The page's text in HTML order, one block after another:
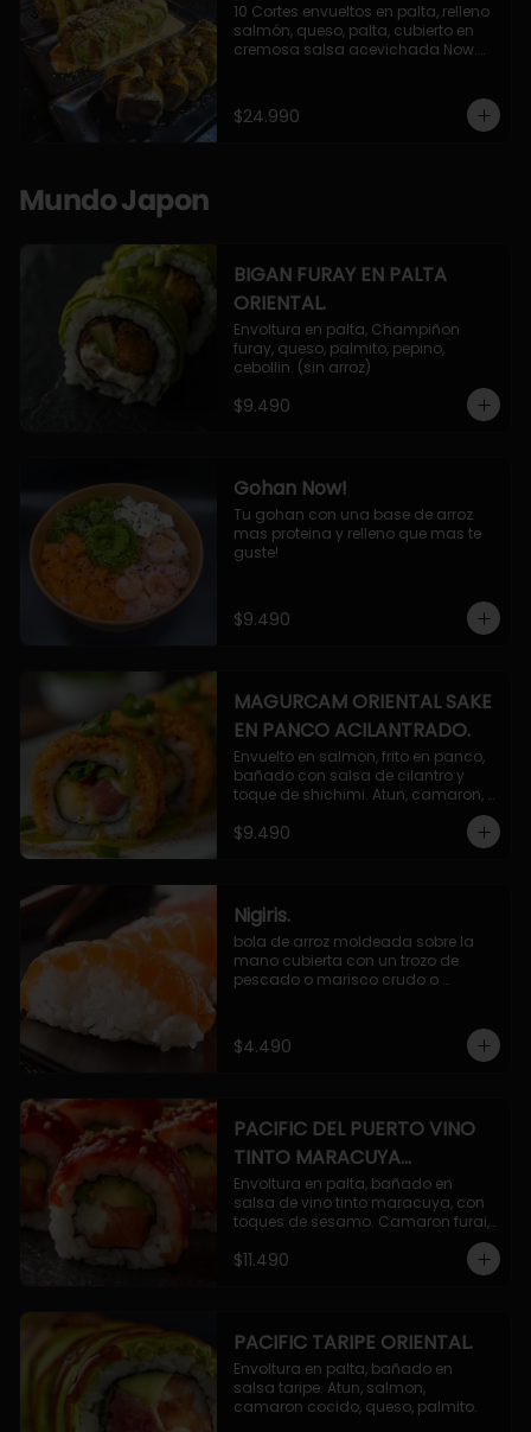
10 Cortes envueltos en palta, relleno
salmón, queso, palta, cubierto en
cremosa salsa acevichada Now.
palta, cubierto con topping de
chimichurri de la casa flambeado.
$24.990
Mundo Japon
BIGAN FURAY EN PALTA
ORIENTAL.
Envoltura en palta, Champiñon
furay, queso, palmito, pepino,
cebollin. (sin arroz)
$9.490
Gohan Now!
Tu gohan con una base de arroz
mas proteina y relleno que mas te
guste!
$9.490
MAGURCAM ORIENTAL SAKE
EN PANCO ACILANTRADO.
Envuelto en salmon, frito en panco,
bañado con salsa de cilantro y
toque de shichimi. Atun, camaron,
$9.490
Nigiris.
bola de arroz moldeada sobre la
mano cubierta con un trozo de
pescado o marisco crudo o
$4.490
PACIFIC DEL PUERTO VINO
TINTO MARACUYA
ORIENTAL.
Envoltura en palta, bañado en
salsa de vino tinto maracuya, con
toques de sesamo. Camaron furai,
$11.490
PACIFIC TARIPE ORIENTAL.
Envoltura en palta, bañado en
salsa taripe. Atun, salmon,
camaron cocido, queso, palmito.